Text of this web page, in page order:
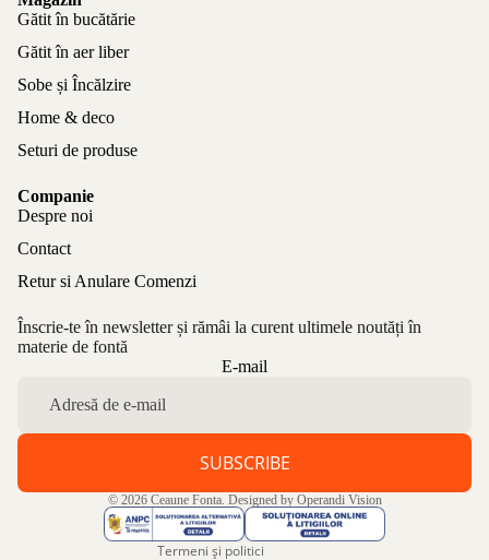
Gătit în bucătărie
Gătit în aer liber
Sobe și Încălzire
Home & deco
Seturi de produse
Companie
Despre noi
Contact
Retur si Anulare Comenzi
Înscrie-te în newsletter și rămâi la curent ultimele noutăți în
materie de fontă
E-mail
SUBSCRIBE
© 2026 Ceaune Fonta. Designed by Operandi Vision
Termeni și politici
Politica de confidențialitate
Aviz legal